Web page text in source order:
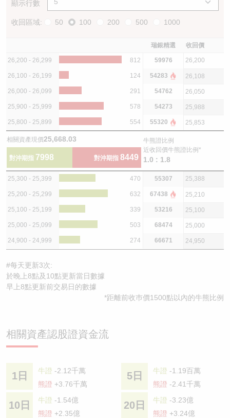
顯示行數
收回區域: 50 100 200 500 1000
瑞銀精選 收回價
26,200 - 26,299 812 59976 26,200
26,100 - 26,199 124 54283 26,108
26,000 - 26,099 291 54762 26,050
25,900 - 25,999 578 54273 25,988
25,800 - 25,899 554 55320 25,853
相關資產現價25,668.03
對沖期指 7998 對沖期指 8449
牛熊證比例
近收回價牛熊證比例*
1.0 : 1.8
25,300 - 25,399 470 55307 25,388
25,200 - 25,299 632 67438 25,210
25,100 - 25,199 339 53216 25,100
25,000 - 25,099 503 68474 25,000
24,900 - 24,999 274 66671 24,950
#每天更新3次:
於晚上8點及10點更新當日數據
早上8點更新前交易日的數據
*距離前收巿價1500點以內的牛熊比例
相關資產認股證資金流
1日 牛證 -2.12千萬
熊證 +3.76千萬
5日 牛證 -1.19百萬
熊證 -2.41千萬
10日 牛證 -1.54億
熊證 +2.35億
20日 牛證 -3.23億
熊證 +3.24億